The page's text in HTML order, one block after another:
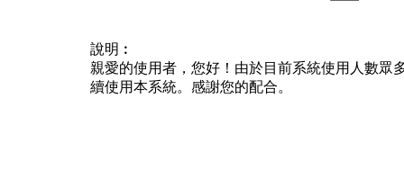
說明︰
親愛的使用者，您好！由於目前系統使用人數眾
續使用本系統。感謝您的配合。